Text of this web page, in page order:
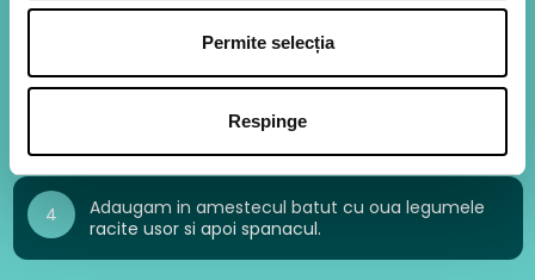
Permite selecția
Respinge
Intre timp, batem ouale cu smantana, usturoiul
(optional), sare, piper si adaugam cca 70 g
4
Adaugam in amestecul batut cu oua legumele
racite usor si apoi spanacul.